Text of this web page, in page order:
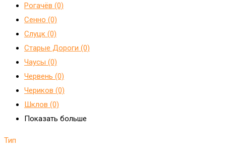
Рогачёв (0)
Сенно (0)
Слуцк (0)
Старые Дороги (0)
Чаусы (0)
Червень (0)
Чериков (0)
Шклов (0)
Показать больше
Тип